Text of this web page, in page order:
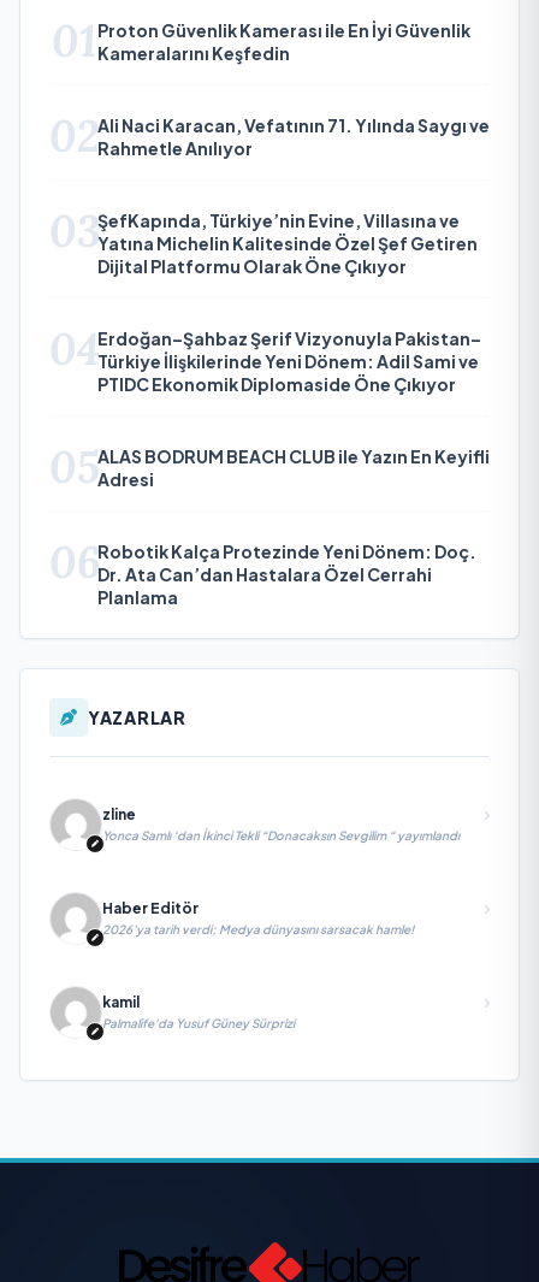
01 Proton Güvenlik Kamerası ile En İyi Güvenlik
Kameralarını Keşfedin
02Ali Naci Karacan, Vefatının 71. Yılında Saygı ve
Rahmetle Anılıyor
03ŞefKapında, Türkiye’nin Evine, Villasına ve
Yatına Michelin Kalitesinde Özel Şef Getiren
Dijital Platformu Olarak Öne Çıkıyor
04Erdoğan–Şahbaz Şerif Vizyonuyla Pakistan–
Türkiye İlişkilerinde Yeni Dönem: Adil Sami ve
PTIDC Ekonomik Diplomaside Öne Çıkıyor
05ALAS BODRUM BEACH CLUB ile Yazın En Keyifli
Adresi
06Robotik Kalça Protezinde Yeni Dönem: Doç.
Dr. Ata Can’dan Hastalara Özel Cerrahi
Planlama
YAZARLAR
zline
Yonca Samlı ‘dan İkinci Tekli “Donacaksın Sevgilim “ yayımlandı
Haber Editör
2026’ya tarih verdi; Medya dünyasını sarsacak hamle!
kamil
Palmalife’da Yusuf Güney Sürprizi